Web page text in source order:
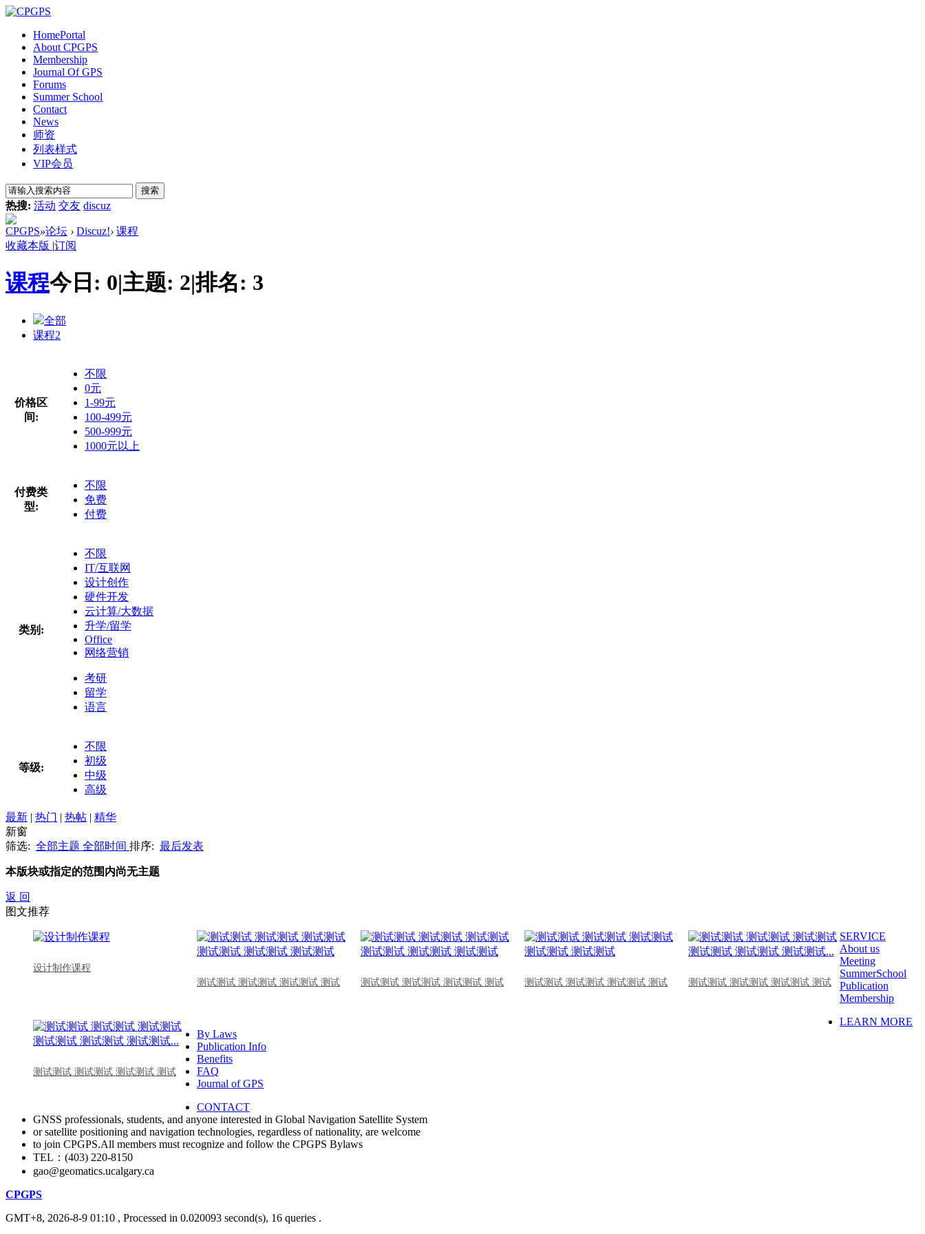
HomePortal
About CPGPS
Membership
Journal Of GPS
Forums
Summer School
Contact
News
师资
列表样式
VIP会员
搜索
热搜: 活动 交友 discuz
CPGPS»论坛 › Discuz!› 课程
收藏本版 |订阅
课程今日: 0|主题: 2|排名: 3
全部
课程2
价格区
间:
不限
0元
1-99元
100-499元
500-999元
1000元以上
付费类
型:
不限
免费
付费
类别:
不限
IT/互联网
设计创作
硬件开发
云计算/大数据
升学/留学
Office
网络营销
考研
留学
语言
等级:
不限
初级
中级
高级
最新 | 热门 | 热帖 | 精华
新窗
筛选: 全部主题 全部时间 排序: 最后发表
本版块或指定的范围内尚无主题
返 回
图文推荐
设计制作课程
测试测试 测试测试 测试测试 测试
测试测试 测试测试 测试测试 测试 测试测试 测试测试 测试测试 测试 测试测试 测试测试 测试测试 测试
测试测试 测试测试 测试测试 测试
SERVICE
About us
Meeting
SummerSchool
Publication
Membership
LEARN MORE
By Laws
Publication Info
Benefits
FAQ
Journal of GPS
CONTACT
GNSS professionals, students, and anyone interested in Global Navigation Satellite System
or satellite positioning and navigation technologies, regardless of nationality, are welcome
to join CPGPS.All members must recognize and follow the CPGPS Bylaws
TEL：(403) 220-8150
gao@geomatics.ucalgary.ca
CPGPS
GMT+8, 2026-8-9 01:10 , Processed in 0.020093 second(s), 16 queries .